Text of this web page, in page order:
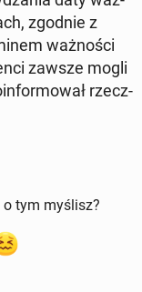
zgodnie z
waż­no­ści
zawsze mogli
rzecz­
o tym myślisz?